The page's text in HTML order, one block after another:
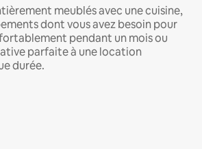
meublés avec une cuisine,
dont vous avez besoin pour
pendant un mois ou
parfaite à une location
durée.